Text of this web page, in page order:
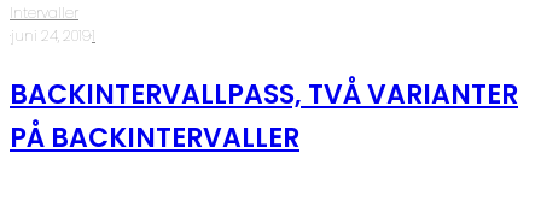
Intervaller
·juni 24, 2019·1
BACKINTERVALLPASS, TVÅ VARIANTER
PÅ BACKINTERVALLER